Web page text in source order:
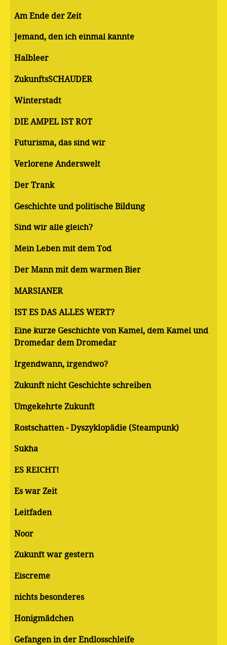
Am Ende der Zeit
Jemand, den ich einmal kannte
Halbleer
ZukunftsSCHAUDER
Winterstadt
DIE AMPEL IST ROT
Futurisma, das sind wir
Verlorene Anderswelt
Der Trank
Geschichte und politische Bildung
Sind wir alle gleich?
Mein Leben mit dem Tod
Der Mann mit dem warmen Bier
MARSIANER
IST ES DAS ALLES WERT?
Eine kurze Geschichte von Kamel, dem Kamel und
Dromedar dem Dromedar
Irgendwann, irgendwo?
Zukunft nicht Geschichte schreiben
Umgekehrte Zukunft
Rostschatten - Dyszyklopädie (Steampunk)
Sukha
ES REICHT!
Es war Zeit
Leitfaden
Noor
Zukunft war gestern
Eiscreme
nichts besonderes
Honigmädchen
Gefangen in der Endlosschleife